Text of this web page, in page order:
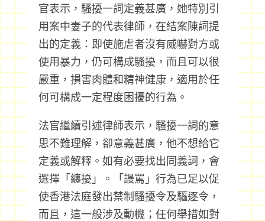
官表示，騷擾一詞定義甚廣，她特別引
用案中妻子的代表律師，在結案陳詞提
出的定義：即使施虐者沒有威嚇對方或
使用暴力，仍可構成騷擾，而且可以很
嚴重，損害肉體和精神健康，適用於任
何可構成一定程度困擾的行為。
法官繼續引述律師表示，騷擾一詞的意
思不難理解，卻意義甚廣，他不想給它
定義或解釋。如有必要找出同義詞，會
選擇「纏擾」。「謾罵」行為已足以促
使香港法庭發出禁制騷擾令及驅逐令，
而且，這一般涉及動機；任何舉措如對